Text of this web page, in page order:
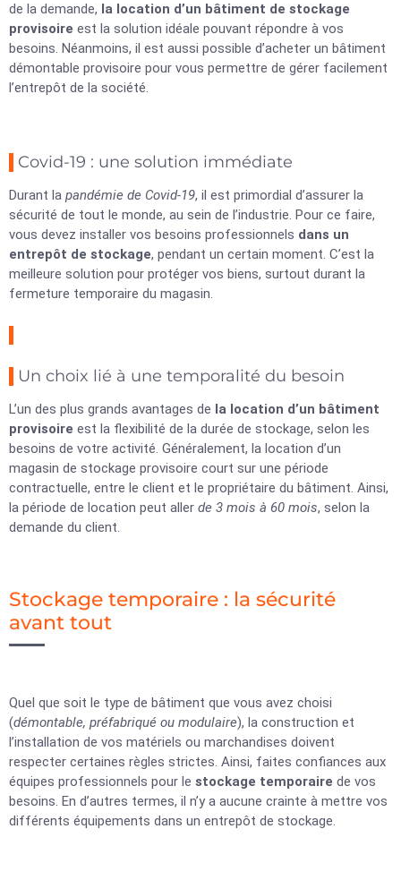
de la demande, la location d’un bâtiment de stockage
provisoire est la solution idéale pouvant répondre à vos
besoins. Néanmoins, il est aussi possible d’acheter un bâtiment
démontable provisoire pour vous permettre de gérer facilement
l’entrepôt de la société.
Covid-19 : une solution immédiate
Durant la pandémie de Covid-19, il est primordial d’assurer la
sécurité de tout le monde, au sein de l’industrie. Pour ce faire,
vous devez installer vos besoins professionnels dans un
entrepôt de stockage, pendant un certain moment. C’est la
meilleure solution pour protéger vos biens, surtout durant la
fermeture temporaire du magasin.
Un choix lié à une temporalité du besoin
L’un des plus grands avantages de la location d’un bâtiment
provisoire est la flexibilité de la durée de stockage, selon les
besoins de votre activité. Généralement, la location d’un
magasin de stockage provisoire court sur une période
contractuelle, entre le client et le propriétaire du bâtiment. Ainsi,
la période de location peut aller de 3 mois à 60 mois, selon la
demande du client.
Stockage temporaire : la sécurité
avant tout
Quel que soit le type de bâtiment que vous avez choisi
(démontable, préfabriqué ou modulaire), la construction et
l’installation de vos matériels ou marchandises doivent
respecter certaines règles strictes. Ainsi, faites confiances aux
équipes professionnels pour le stockage temporaire de vos
besoins. En d’autres termes, il n’y a aucune crainte à mettre vos
différents équipements dans un entrepôt de stockage.